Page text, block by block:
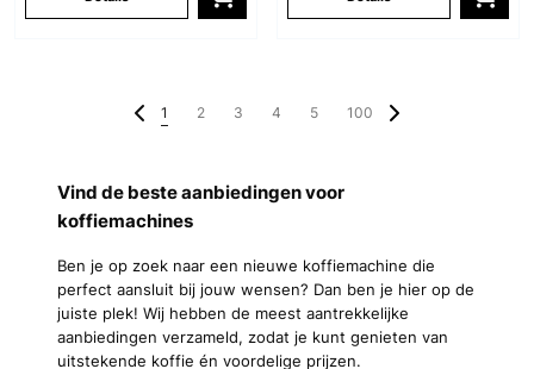
1 2 3 4 5 100
Vind de beste aanbiedingen voor
koffiemachines
Ben je op zoek naar een nieuwe koffiemachine die
perfect aansluit bij jouw wensen? Dan ben je hier op de
juiste plek! Wij hebben de meest aantrekkelijke
aanbiedingen verzameld, zodat je kunt genieten van
uitstekende koffie én voordelige prijzen.